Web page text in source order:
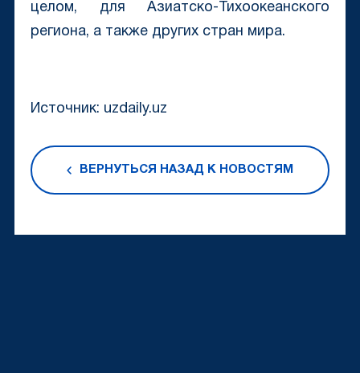
целом, для Азиатско-Тихоокеанского
региона, а также других стран мира.
Источник: uzdaily.uz
ВЕРНУТЬСЯ НАЗАД К НОВОСТЯМ